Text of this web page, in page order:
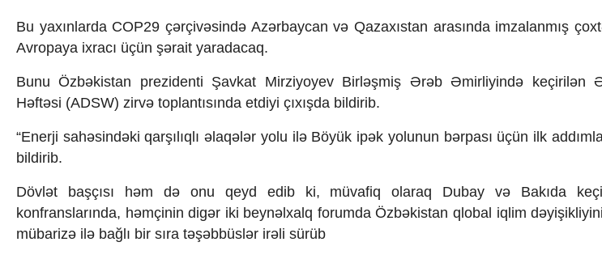
İqtisadi xəbərlər
Energetika
Neft-qaz
Əmək və sosial siyasət
Kənd təsərrüfatı
Hərbi sənaye
Telekommunikasiya və nəqliyyat
COP29
Cəmiyyət
Crossmedia.az - 1 yaş
Siyasət
Məhkəmə və hüquq
Ekologiya
Bu yaxınlarda COP29 çərçivəsində Azərbaycan və Qazaxıstan arasında imzalanmış
Avropaya ixracı üçün şərait yaradacaq.
Bunu Özbəkistan prezidenti Şavkat Mirziyoyev Birləşmiş Ərəb Əmirliyində keçirilən
Həftəsi (ADSW) zirvə toplantısında etdiyi çıxışda bildirib.
“Enerji sahəsindəki qarşılıqlı əlaqələr yolu ilə Böyük ipək yolunun bərpası üçün ilk
bildirib.
Dövlət başçısı həm də onu qeyd edib ki, müvafiq olaraq Dubay və Bakıda
konfranslarında, həmçinin digər iki beynəlxalq forumda Özbəkistan qlobal iqlim
mübarizə ilə bağlı bir sıra təşəbbüslər irəli sürüb